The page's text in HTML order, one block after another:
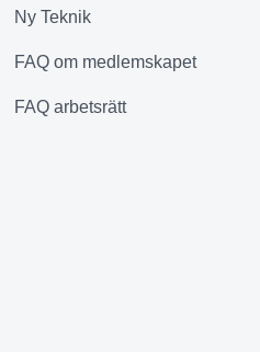
Ny Teknik
FAQ om medlemskapet
FAQ arbetsrätt